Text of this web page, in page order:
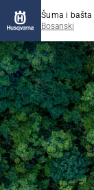
Šuma i bašta
Bosanski